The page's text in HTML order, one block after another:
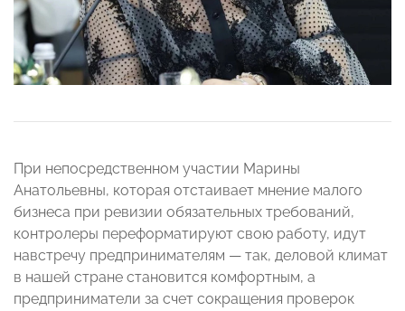
При непосредственном участии Марины
Анатольевны, которая отстаивает мнение малого
бизнеса при ревизии обязательных требований,
контролеры переформатируют свою работу, идут
навстречу предпринимателям — так, деловой климат
в нашей стране становится комфортным, а
предприниматели за счет сокращения проверок